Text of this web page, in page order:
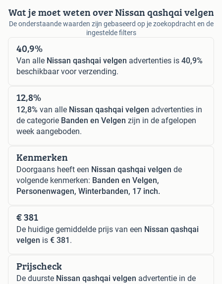
Wat je moet weten over Nissan qashqai velgen
De onderstaande waarden zijn gebaseerd op je zoekopdracht en de
ingestelde filters
40,9%
Van alle Nissan qashqai velgen advertenties is 40,9%
beschikbaar voor verzending.
12,8%
12,8% van alle Nissan qashqai velgen advertenties in
de categorie Banden en Velgen zijn in de afgelopen
week aangeboden.
Kenmerken
Doorgaans heeft een Nissan qashqai velgen de
volgende kenmerken: Banden en Velgen,
Personenwagen, Winterbanden, 17 inch.
€ 381
De huidige gemiddelde prijs van een Nissan qashqai
velgen is € 381 .
Prijscheck
De duurste Nissan qashqai velgen advertentie in de